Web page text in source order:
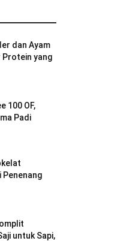
dan Ayam
Protein yang
100 OF,
Padi
Penenang
untuk Sapi,